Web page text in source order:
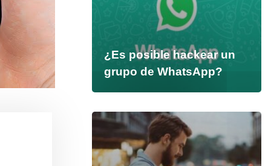
¿Es posible hackear un
grupo de WhatsApp?